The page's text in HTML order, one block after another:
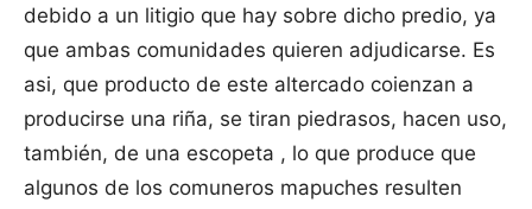
debido a un litigio que hay sobre dicho predio, ya
que ambas comunidades quieren adjudicarse. Es
asi, que producto de este altercado coienzan a
producirse una riña, se tiran piedrasos, hacen uso,
también, de una escopeta , lo que produce que
algunos de los comuneros mapuches resulten